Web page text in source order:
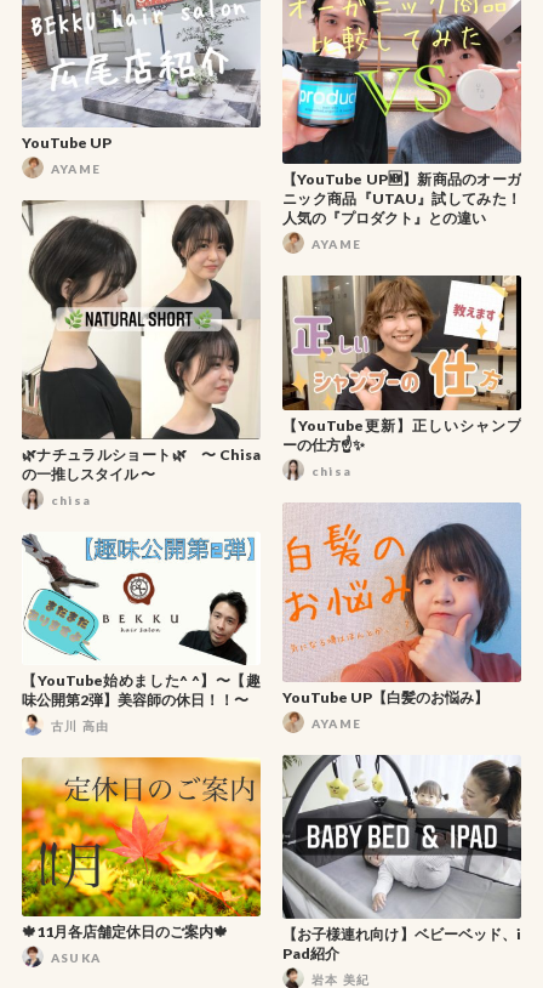
YouTube UP
AYAME
【YouTube UP🆕】新商品のオーガ
ニック商品『UTAU』試してみた！
人気の『プロダクト』との違い
AYAME
🌿ナチュラルショート🌿 〜 Chisa
の一推しスタイル 〜
chisa
【YouTube更新】正しいシャンプ
ーの仕方☝️✨
chisa
YouTube UP【白髪のお悩み】
AYAME
【YouTube始めました^ ^】〜【趣
味公開第2弾】美容師の休日！！〜
古川 高由
【お子様連れ向け】ベビーベッド、i
Pad紹介
岩本 美紀
🍁11月各店舗定休日のご案内🍁
ASUKA